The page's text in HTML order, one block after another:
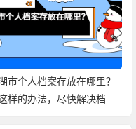
市个人档案存放在哪里？
样的办法，尽快解决档案